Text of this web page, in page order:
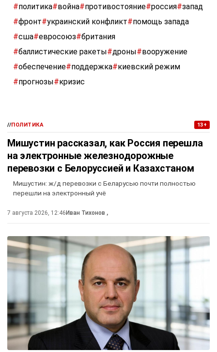
#политика#война#противостояние#россия#запад
#фронт#украинский конфликт#помощь запада
#сша#евросоюз#британия
#баллистические ракеты#дроны#вооружение
#обеспечение#поддержка#киевский режим
#прогнозы#кризис
//ПОЛИТИКА 13+
Мишустин рассказал, как Россия перешла
на электронные железнодорожные
перевозки с Белоруссией и Казахстаном
Мишустин: ж/д перевозки с Беларусью почти полностью
перешли на электронный учё
7 августа 2026, 12:46 Иван Тихонов ,